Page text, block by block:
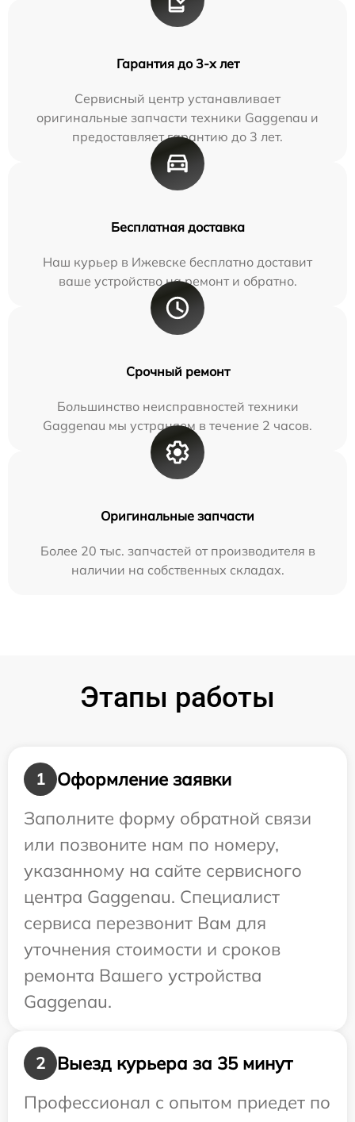
Гарантия до 3-х лет
Сервисный центр устанавливает
оригинальные запчасти техники Gaggenau и
предоставляет гарантию до 3 лет.
Бесплатная доставка
Наш курьер в Ижевске бесплатно доставит
ваше устройство на ремонт и обратно.
Срочный ремонт
Большинство неисправностей техники
Gaggenau мы устраняем в течение 2 часов.
Оригинальные запчасти
Более 20 тыс. запчастей от производителя в
наличии на собственных складах.
Этапы работы
1
Оформление заявки
Заполните форму обратной связи
или позвоните нам по номеру,
указанному на сайте сервисного
центра Gaggenau. Специалист
сервиса перезвонит Вам для
уточнения стоимости и сроков
ремонта Вашего устройства
Gaggenau.
2
Выезд курьера за 35 минут
Профессионал с опытом приедет по